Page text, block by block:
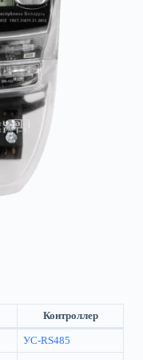
Контроллер
УС-RS485